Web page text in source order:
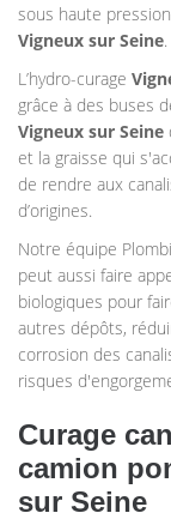
sous haute
Vigneux sur Seine.
L’hydro-curage
grâce à des buses
Vigneux sur Seine
et la graisse qui
de rendre aux
d’origines.
Notre équipe
peut aussi faire
biologiques pour
autres dépôts,
corrosion des
risques
Curage
camion
sur Seine